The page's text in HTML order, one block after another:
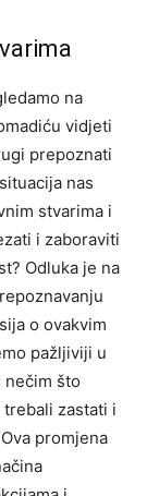
na
vidjeti
prepoznati
nas
stvarima i
i zaboraviti
Odluka je na
o ovakvim
pažljiviji u
nečim što
zastati i
Ova promjena